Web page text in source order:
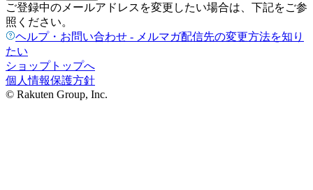
ご登録中のメールアドレスを変更したい場合は、下記をご参
照ください。
ヘルプ・お問い合わせ - メルマガ配信先の変更方法を知り
たい
ショップトップへ
個人情報保護方針
© Rakuten Group, Inc.